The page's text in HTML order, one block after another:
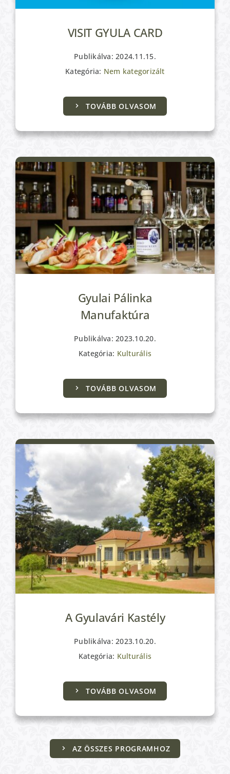
AZ ÖSSZES PROGRAMHOZ
VISIT GYULA CARD
Publikálva: 2024.11.15.
Kategória: Nem kategorizált
TOVÁBB OLVASOM
Gyulai Pálinka
Manufaktúra
Publikálva: 2023.10.20.
Kategória: Kulturális
TOVÁBB OLVASOM
Kulturális
A Gyulavári Kastély
Publikálva: 2023.10.20.
Kategória: Kulturális
TOVÁBB OLVASOM